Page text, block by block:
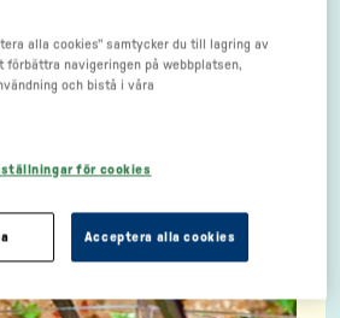
alla cookies" samtycker du till lagring av
förbättra navigeringen på webbplatsen,
och bistå i våra
för cookies
Acceptera alla cookies